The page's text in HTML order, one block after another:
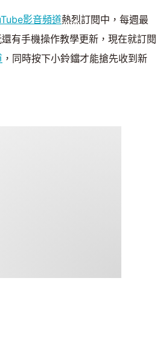
影音頻道熱烈訂閱中，每週最
有手機操作教學更新，現在就訂閱
，同時按下小鈴鐺才能搶先收到新